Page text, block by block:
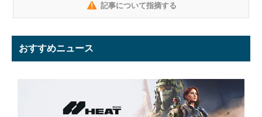
記事について指摘する
おすすめニュース